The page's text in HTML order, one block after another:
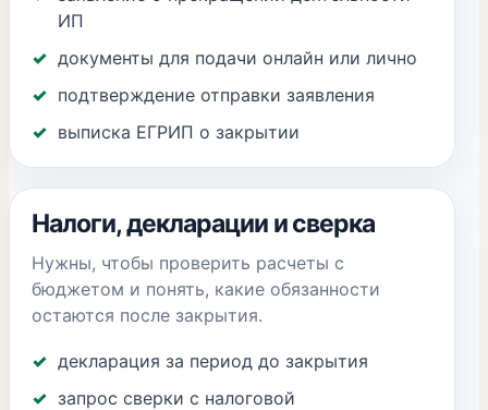
ИП
документы для подачи онлайн или лично
подтверждение отправки заявления
выписка ЕГРИП о закрытии
Налоги, декларации и сверка
Нужны, чтобы проверить расчеты с
бюджетом и понять, какие обязанности
остаются после закрытия.
декларация за период до закрытия
запрос сверки с налоговой